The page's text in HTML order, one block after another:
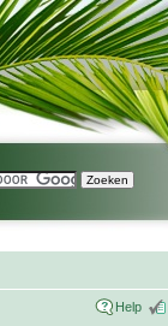
Help